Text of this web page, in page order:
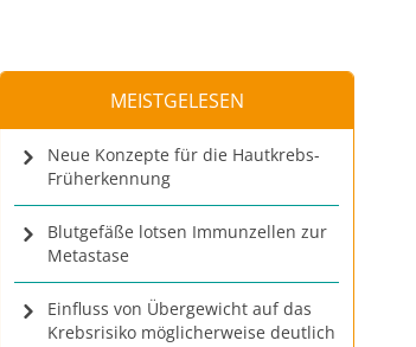
MEISTGELESEN
Neue Konzepte für die Hautkrebs-
Früherkennung
Blutgefäße lotsen Immunzellen zur
Metastase
Einfluss von Übergewicht auf das
Krebsrisiko möglicherweise deutlich